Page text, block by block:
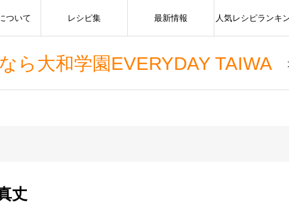
ら大和学園EVERYDAY TAIWA
ついて レシピ集 最新情報 人気レシピランキ
丈